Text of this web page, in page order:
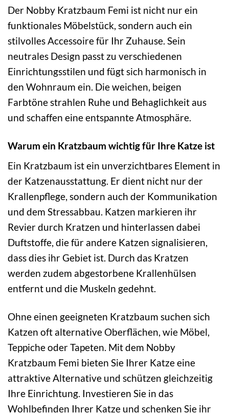
Der Nobby Kratzbaum Femi ist nicht nur ein
funktionales Möbelstück, sondern auch ein
stilvolles Accessoire für Ihr Zuhause. Sein
neutrales Design passt zu verschiedenen
Einrichtungsstilen und fügt sich harmonisch in
den Wohnraum ein. Die weichen, beigen
Farbtöne strahlen Ruhe und Behaglichkeit aus
und schaffen eine entspannte Atmosphäre.
Warum ein Kratzbaum wichtig für Ihre Katze ist
Ein Kratzbaum ist ein unverzichtbares Element in
der Katzenausstattung. Er dient nicht nur der
Krallenpflege, sondern auch der Kommunikation
und dem Stressabbau. Katzen markieren ihr
Revier durch Kratzen und hinterlassen dabei
Duftstoffe, die für andere Katzen signalisieren,
dass dies ihr Gebiet ist. Durch das Kratzen
werden zudem abgestorbene Krallenhülsen
entfernt und die Muskeln gedehnt.
Ohne einen geeigneten Kratzbaum suchen sich
Katzen oft alternative Oberflächen, wie Möbel,
Teppiche oder Tapeten. Mit dem Nobby
Kratzbaum Femi bieten Sie Ihrer Katze eine
attraktive Alternative und schützen gleichzeitig
Ihre Einrichtung. Investieren Sie in das
Wohlbefinden Ihrer Katze und schenken Sie ihr